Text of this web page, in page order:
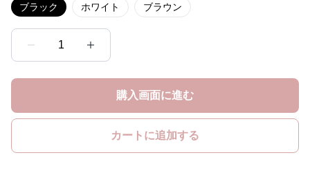
ブラック ホワイト ブラウン
1
購入画面に進む
カートに追加する